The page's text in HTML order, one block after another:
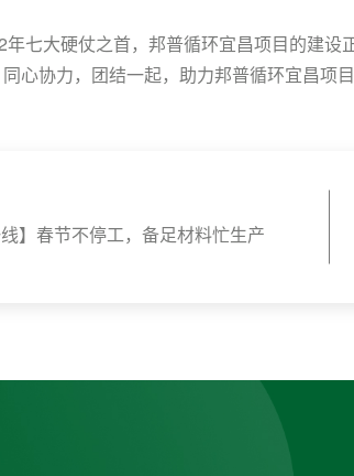
七大硬仗之首，邦普循环宜昌项目的建
心协力，团结一起，助力邦普循环宜昌项目
线】春节不停工，备足材料忙生产